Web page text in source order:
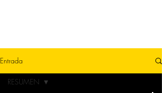
Entrada
RESUMEN